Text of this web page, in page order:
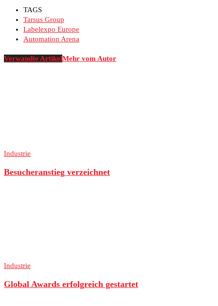
TAGS
Tarsus Group
Labelexpo Europe
Automation Arena
Verwandte ArtikelMehr vom Autor
Industrie
Besucheranstieg verzeichnet
Industrie
Global Awards erfolgreich gestartet